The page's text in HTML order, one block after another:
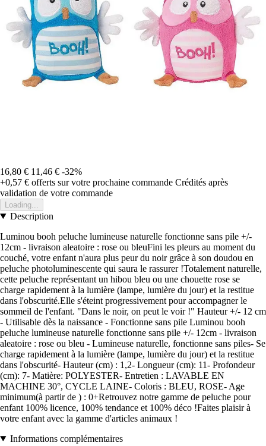
16,80 € 11,46 € -32%
+0,57 € offerts sur votre prochaine commande Crédités après
validation de votre commande
Loading...
Description
Luminou booh peluche lumineuse naturelle fonctionne sans pile +/-
12cm - livraison aleatoire : rose ou bleuFini les pleurs au moment du
couché, votre enfant n'aura plus peur du noir grâce à son doudou en
peluche photoluminescente qui saura le rassurer !Totalement naturelle,
cette peluche représentant un hibou bleu ou une chouette rose se
charge rapidement à la lumière (lampe, lumière du jour) et la restitue
dans l'obscurité.Elle s'éteint progressivement pour accompagner le
sommeil de l'enfant. "Dans le noir, on peut le voir !" Hauteur +/- 12 cm
- Utilisable dès la naissance - Fonctionne sans pile Luminou booh
peluche lumineuse naturelle fonctionne sans pile +/- 12cm - livraison
aleatoire : rose ou bleu - Lumineuse naturelle, fonctionne sans piles- Se
charge rapidement à la lumière (lampe, lumière du jour) et la restitue
dans l'obscurité- Hauteur (cm) : 1,2- Longueur (cm): 11- Profondeur
(cm): 7- Matière: POLYESTER- Entretien : LAVABLE EN
MACHINE 30°, CYCLE LAINE- Coloris : BLEU, ROSE- Age
minimum(à partir de ) : 0+Retrouvez notre gamme de peluche pour
enfant 100% licence, 100% tendance et 100% déco !Faites plaisir à
votre enfant avec la gamme d'articles animaux !
Informations complémentaires